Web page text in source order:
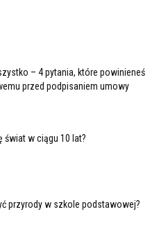
– 4 pytania, które powinieneś
przed podpisaniem umowy
świat w ciągu 10 lat?
przyrody w szkole podstawowej?